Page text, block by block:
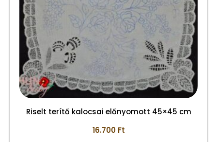
Riselt terítő kalocsai előnyomott 45×45 cm
16.700 Ft